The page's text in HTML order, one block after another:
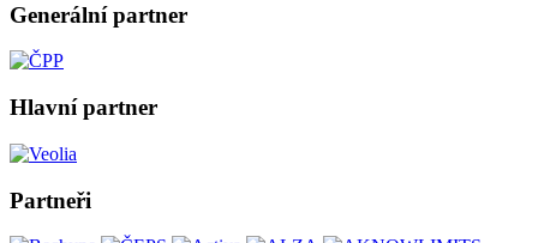
Generální partner
Hlavní partner
Partneři